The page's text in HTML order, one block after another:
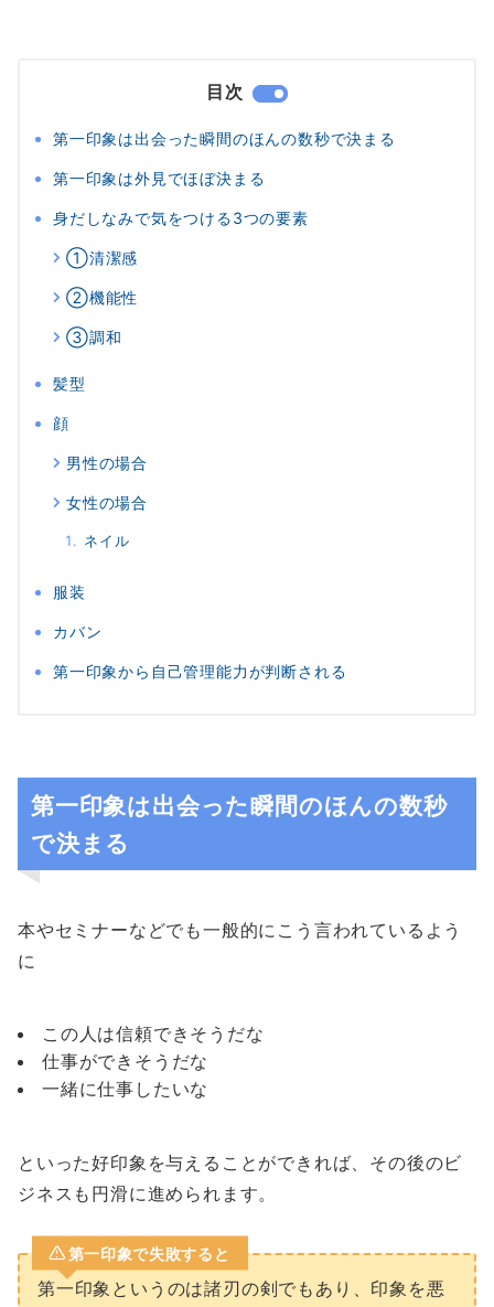
目次
第一印象は出会った瞬間のほんの数秒で決まる
第一印象は外見でほぼ決まる
身だしなみで気をつける3つの要素
①清潔感
②機能性
③調和
髪型
顔
男性の場合
女性の場合
ネイル
服装
カバン
第一印象から自己管理能力が判断される
第一印象は出会った瞬間のほんの数秒
で決まる
本やセミナーなどでも一般的にこう言われているよう
に
この人は信頼できそうだな
仕事ができそうだな
一緒に仕事したいな
といった好印象を与えることができれば、その後のビ
ジネスも円滑に進められます。
第一印象で失敗すると
第一印象というのは諸刃の剣でもあり、印象を悪